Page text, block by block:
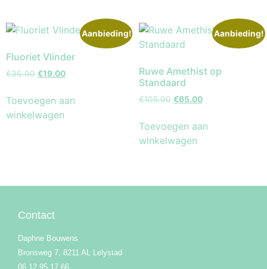
Aanbieding!
Fluoriet Vlinder
€36.00 €19.00
Toevoegen aan
winkelwagen
Aanbieding!
Ruwe Amethist op
Standaard
€105.00 €65.00
Toevoegen aan
winkelwagen
Contact
Daphne Bouwens
Bronsweg 7, 8211 AL Lelystad
06 12 95 17 66